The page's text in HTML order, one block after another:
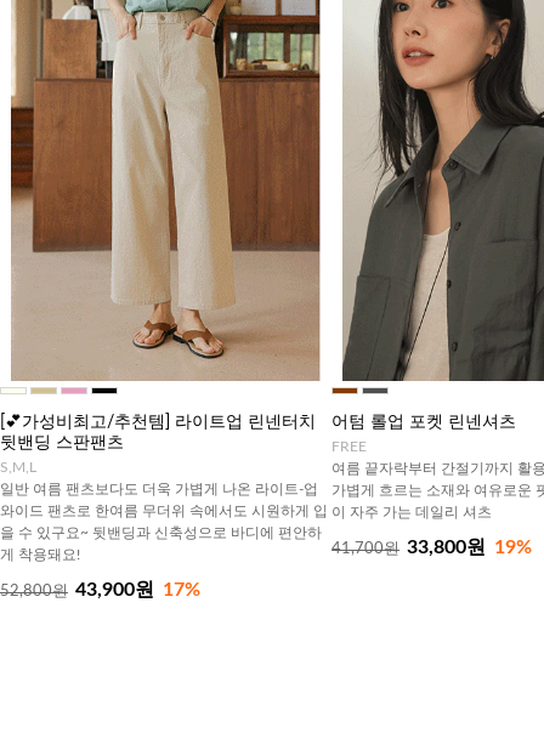
[💕가성비최고/추천템] 라이트업 린넨터치
뒷밴딩 스판팬츠
S,M,L
일반 여름 팬츠보다도 더욱 가볍게 나온 라이트-업
와이드 팬츠로 한여름 무더위 속에서도 시원하게 입
을 수 있구요~ 뒷밴딩과 신축성으로 바디에 편안하
게 착용돼요!
52,800원 43,900원 17%
어텀 롤업 포켓 린넨셔츠
FREE
여름 끝자락부터 간절기까지 활
가볍게 흐르는 소재와 여유로운
이 자주 가는 데일리 셔츠
41,700원 33,800원 19%